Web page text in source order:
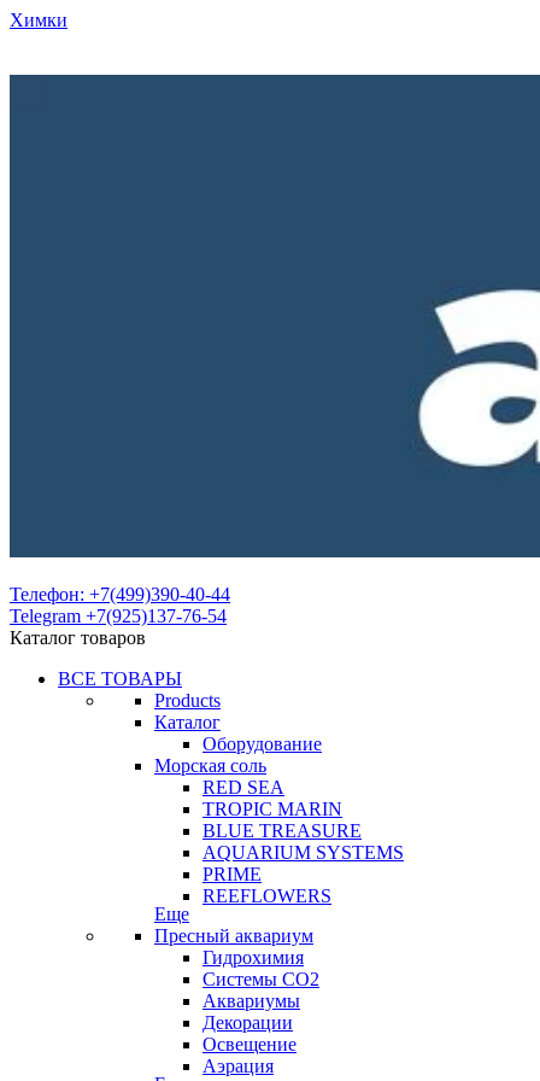
Химки
Телефон: +7(499)390-40-44
Telegram +7(925)137-76-54
Каталог товаров
ВСЕ ТОВАРЫ
Products
Каталог
Оборудование
Морская соль
RED SEA
TROPIC MARIN
BLUE TREASURE
AQUARIUM SYSTEMS
PRIME
REEFLOWERS
Еще
Пресный аквариум
Гидрохимия
Системы СО2
Аквариумы
Декорации
Освещение
Аэрация